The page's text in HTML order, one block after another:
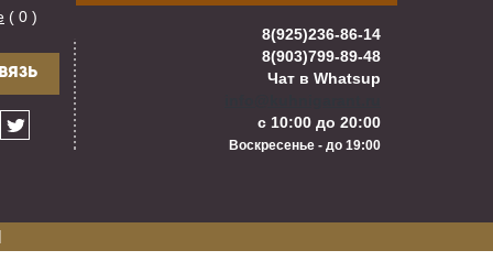
( 0 )
8(925)236-86-14
8(903)799-89-48
Чат в Whatsup
с 10:00 до 20:00
Воскресенье - до 19:00